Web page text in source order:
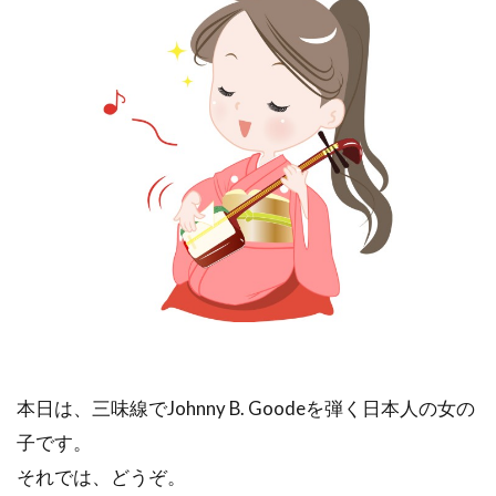
本日は、三味線でJohnny B. Goodeを弾く日本人の女の
子です。
それでは、どうぞ。